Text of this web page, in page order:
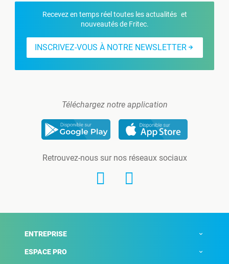
Recevez en temps réel toutes les actualités et
nouveautés de Fritec.
INSCRIVEZ-VOUS À NOTRE NEWSLETTER
Téléchargez notre application
Retrouvez-nous sur nos réseaux sociaux
ENTREPRISE
ESPACE PRO